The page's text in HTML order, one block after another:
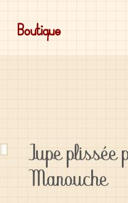
Boutique
Jupe plissée
Manouche